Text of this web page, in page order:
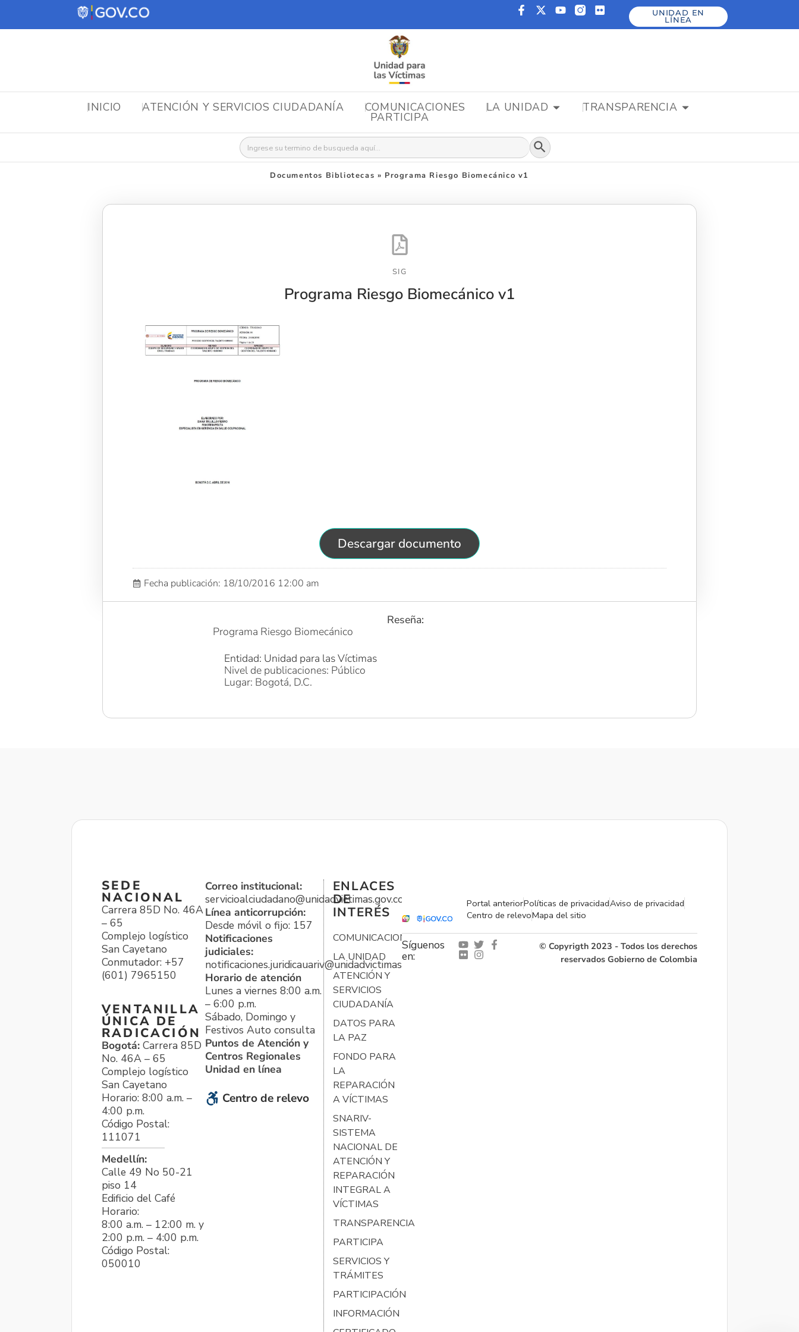
UNIDAD EN
LÍNEA
INICIO ATENCIÓN Y SERVICIOS CIUDADANÍA COMUNICACIONES LA UNIDAD TRANSPARENCIA
PARTICIPA
Buscar: Botón de búsqueda
Documentos Bibliotecas » Programa Riesgo Biomecánico v1
SIG
Programa Riesgo Biomecánico v1
Descargar documento
Fecha publicación: 18/10/2016 12:00 am
Reseña:
Programa Riesgo Biomecánico
Entidad: Unidad para las Víctimas
Nivel de publicaciones: Público
Lugar: Bogotá, D.C.
SEDE
NACIONAL
Carrera 85D No. 46A
– 65
Complejo logístico
San Cayetano
Conmutador: +57
(601) 7965150
VENTANILLA
ÚNICA DE
RADICACIÓN
Bogotá: Carrera 85D
No. 46A – 65
Complejo logístico
San Cayetano
Horario: 8:00 a.m. –
4:00 p.m.
Código Postal:
111071
Medellín:
Calle 49 No 50-21
piso 14
Edificio del Café
Horario:
8:00 a.m. – 12:00 m. y
2:00 p.m. – 4:00 p.m.
Código Postal:
050010
Correo institucional:
servicioalciudadano@unidadvictimas.gov.co
Línea anticorrupción:
Desde móvil o fijo: 157
Notificaciones
judiciales:
notificaciones.juridicauariv@unidadvictimas.gov.co
Horario de atención
Lunes a viernes 8:00 a.m.
– 6:00 p.m.
Sábado, Domingo y
Festivos Auto consulta
Puntos de Atención y
Centros Regionales
Unidad en línea
Centro de relevo
ENLACES
DE
INTERÉS
COMUNICACIONES
LA UNIDAD
ATENCIÓN Y
SERVICIOS
CIUDADANÍA
DATOS PARA
LA PAZ
FONDO PARA
LA
REPARACIÓN
A VÍCTIMAS
SNARIV-
SISTEMA
NACIONAL DE
ATENCIÓN Y
REPARACIÓN
INTEGRAL A
VÍCTIMAS
TRANSPARENCIA
PARTICIPA
SERVICIOS Y
TRÁMITES
PARTICIPACIÓN
INFORMACIÓN
Portal anteriorPolíticas de privacidadAviso de privacidad
Centro de relevoMapa del sitio
Síguenos
en:
© Copyrigth 2023 - Todos los derechos
reservados Gobierno de Colombia